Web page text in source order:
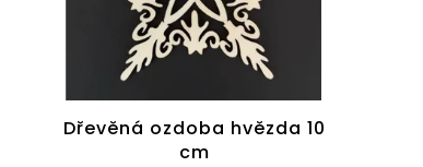
Dřevěná ozdoba hvězda 10
cm